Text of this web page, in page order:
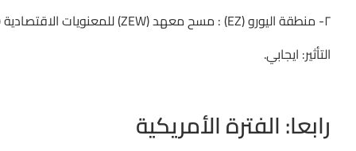
٢- منطقة اليورو (EZ) : مسح معهد (ZEW) للمعنويات الاقتصادية (اكتوبر) : التوقع (٦.٣) من السابق (٥.٤٠) .
التأثير: ايجابي.
رابعا: الفترة الأمريكية